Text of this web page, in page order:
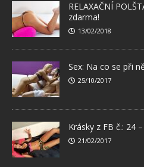
RELAXAČNÍ
zdarma!
13/02/2018
Sex: Na co se při
25/10/2017
Krásky z FB č.: 24
21/02/2017